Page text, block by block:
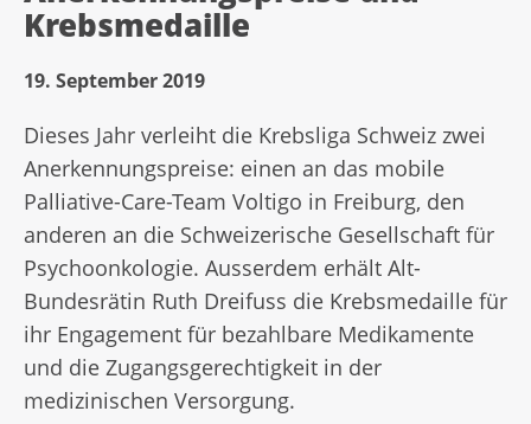
Krebsmedaille
19. September 2019
Dieses Jahr verleiht die Krebsliga Schweiz zwei
Anerkennungspreise: einen an das mobile
Palliative-Care-Team Voltigo in Freiburg, den
anderen an die Schweizerische Gesellschaft für
Psychoonkologie. Ausserdem erhält Alt-
Bundesrätin Ruth Dreifuss die Krebsmedaille für
ihr Engagement für bezahlbare Medikamente
und die Zugangsgerechtigkeit in der
medizinischen Versorgung.